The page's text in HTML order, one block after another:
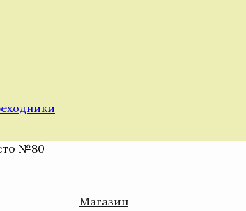
№80
Магазин